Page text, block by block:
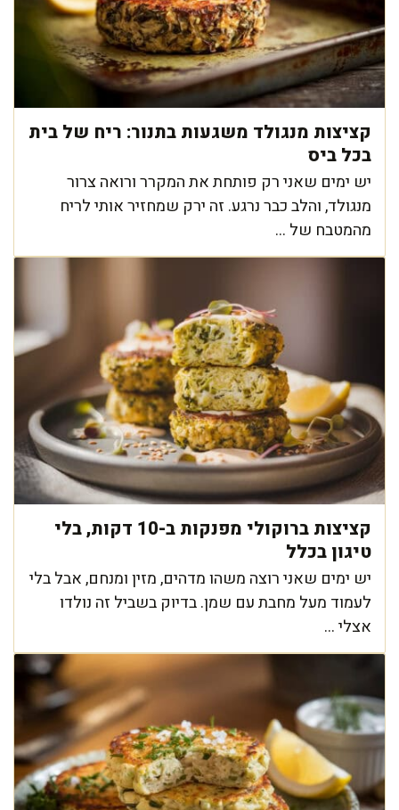
קציצות מנגולד משגעות בתנור: ריח של בית
בכל ביס
יש ימים שאני רק פותחת את המקרר ורואה צרור
מנגולד, והלב כבר נרגע. זה ירק שמחזיר אותי לריח
מהמטבח של ...
קציצות ברוקולי מפנקות ב-10 דקות, בלי
טיגון בכלל
יש ימים שאני רוצה משהו מדהים, מזין ומנחם, אבל בלי
לעמוד מעל מחבת עם שמן. בדיוק בשביל זה נולדו
אצלי ...